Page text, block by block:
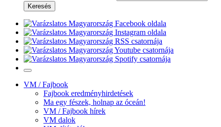
VM / Fajbook
Fajbook eredményhirdetések
Ma egy fészek, holnap az óceán!
VM / Fajbook hírek
VM dalok